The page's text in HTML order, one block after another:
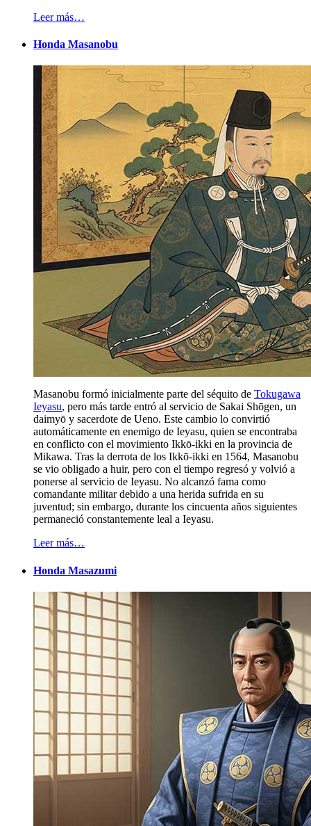
Leer más…
Honda Masanobu
Masanobu formó inicialmente parte del séquito de Tokugawa
Ieyasu, pero más tarde entró al servicio de Sakai Shōgen, un
daimyō y sacerdote de Ueno. Este cambio lo convirtió
automáticamente en enemigo de Ieyasu, quien se encontraba
en conflicto con el movimiento Ikkō-ikki en la provincia de
Mikawa. Tras la derrota de los Ikkō-ikki en 1564, Masanobu
se vio obligado a huir, pero con el tiempo regresó y volvió a
ponerse al servicio de Ieyasu. No alcanzó fama como
comandante militar debido a una herida sufrida en su
juventud; sin embargo, durante los cincuenta años siguientes
permaneció constantemente leal a Ieyasu.
Leer más…
Honda Masazumi